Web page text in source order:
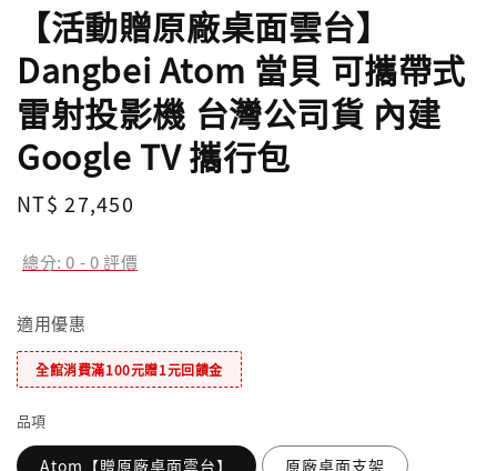
【活動贈原廠桌面雲台】
Dangbei Atom 當貝 可攜帶式
雷射投影機 台灣公司貨 內建
Google TV 攜行包
Regular
NT$ 27,450
總分:0 -0評價
適用優惠
全館消費滿100元贈1元回饋金
品項
Atom【贈原廠桌面雲台】 原廠桌面支架